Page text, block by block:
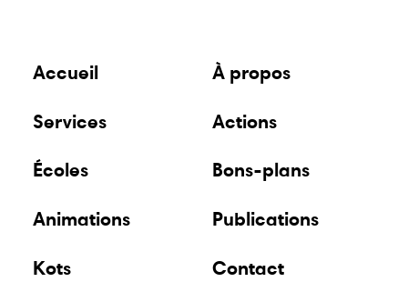
Accueil À propos
Services Actions
Écoles Bons-plans
Animations Publications
Kots Contact